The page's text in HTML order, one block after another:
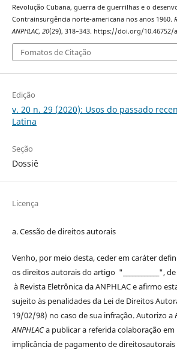
Revolução Cubana, guerra de guerrilhas e o
Contrainsurgência norte-americana nos anos 1960.
ANPHLAC, 20(29), 318–343. https://doi.org/10.46752/
Fomatos de Citação
Edição
v. 20 n. 29 (2020): Usos do passado
Latina
Seção
Dossiê
Licença
a. Cessão dedireitosautorais
Venho, por meio desta, ceder em caráter
osdireitosautoraisdo artigo "____________",
à Revista Eletrônica da ANPHLACe afirmo
sujeito às penalidades da Lei de Direitos
19/02/98) no caso de sua infração. Autorizo a
ANPHLACa publicar a referida colaboração
implicância de pagamento dedireitosautorais